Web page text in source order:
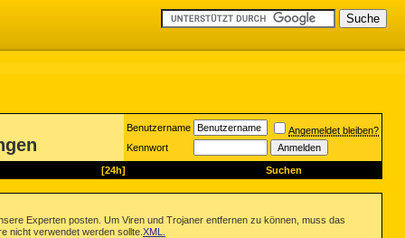
Benutzername
Angemeldet bleiben?
Kennwort
[24h] Suchen
Experten posten. Um Viren und Trojaner entfernen zu können, muss das
nicht verwendet werden sollte. XML